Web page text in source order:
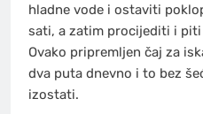
hladne vode i ostaviti
sati, a zatim procijediti i
Ovako pripremljen čaj za
dva puta dnevno i to bez
izostati.